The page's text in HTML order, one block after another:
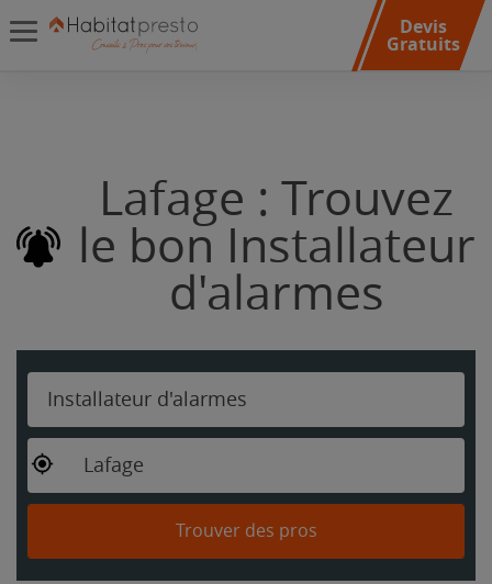
Devis
Gratuits
Lafage : Trouvez
le bon Installateur
d'alarmes
Installateur d'alarmes
Lafage
Trouver des pros